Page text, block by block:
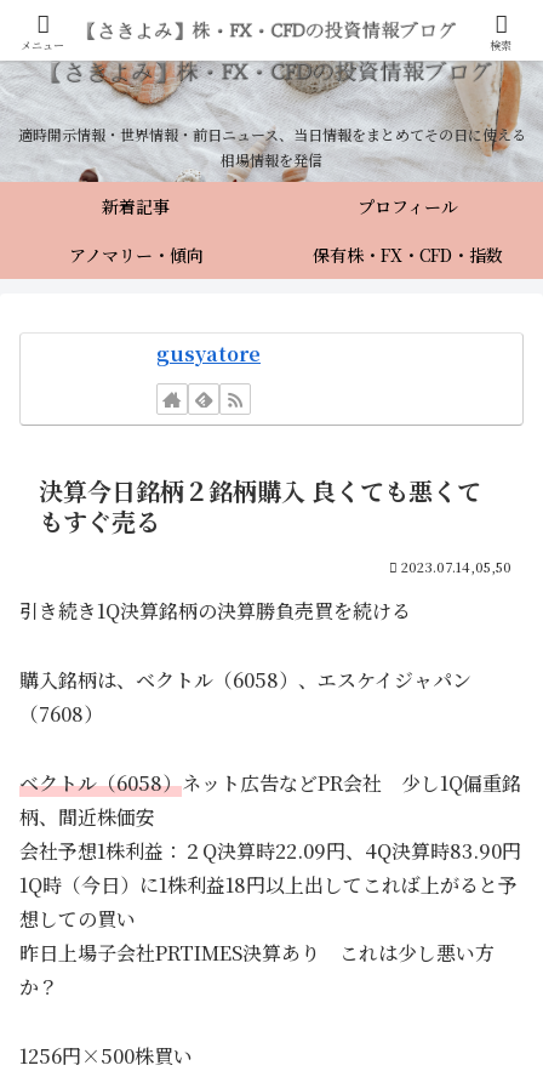
適時開示情報・世界情報・前日ニュース、当日情報をまとめてその日に使える
相場情報を発信
新着記事
プロフィール
アノマリー・傾向
保有株・FX・CFD・指数
gusyatore
決算今日銘柄２銘柄購入 良くても悪くて
もすぐ売る
2023.07.14,05,50
引き続き1Q決算銘柄の決算勝負売買を続ける
購入銘柄は、ベクトル（6058）、エスケイジャパン
（7608）
ベクトル（6058）ネット広告などPR会社 少し1Q偏重銘
柄、間近株価安
会社予想1株利益：２Q決算時22.09円、4Q決算時83.90円
1Q時（今日）に1株利益18円以上出してこれば上がると予
想しての買い
昨日上場子会社PRTIMES決算あり これは少し悪い方
か？
1256円×500株買い
メニュー 検索